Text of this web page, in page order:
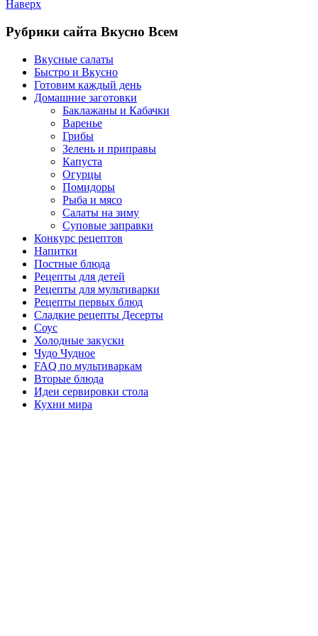
Наверх
Рубрики сайта Вкусно Всем
Вкусные салаты
Быстро и Вкусно
Готовим каждый день
Домашние заготовки
Баклажаны и Кабачки
Варенье
Грибы
Зелень и приправы
Капуста
Огурцы
Помидоры
Рыба и мясо
Салаты на зиму
Суповые заправки
Конкурс рецептов
Напитки
Постные блюда
Рецепты для детей
Рецепты для мультиварки
Рецепты первых блюд
Сладкие рецепты Десерты
Соус
Холодные закуски
Чудо Чудное
FAQ по мультиваркам
Вторые блюда
Идеи сервировки стола
Кухни мира